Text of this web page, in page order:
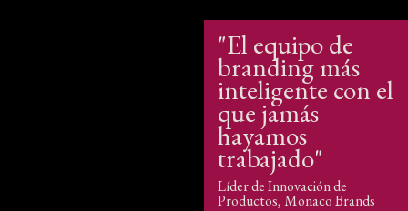
"El equipo de
branding más
inteligente con el
que jamás
hayamos
trabajado"
Líder de Innovación de
Productos, Monaco Brands